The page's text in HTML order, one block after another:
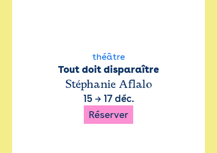
théâtre
Tout doit disparaître
Stéphanie Aflalo
15 → 17 déc.
Réserver